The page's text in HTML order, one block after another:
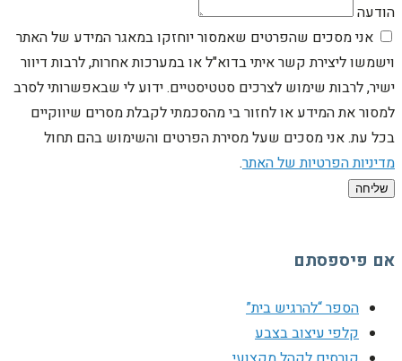
הודעה
אני מסכים שהפרטים שאמסור יוחזקו במאגר המידע של האתר
וישמשו ליצירת קשר איתי בדוא"ל או במערכות אחרות, לרבות דיוור
ישיר, לרבות שימוש לצרכים סטטיסטיים. ידוע לי שבאפשרותי לסרב
למסור את המידע או לחזור בי מהסכמתי לקבלת מסרים שיווקיים
בכל עת. אני מסכים שעל מסירת הפרטים והשימוש בהם תחול
מדיניות הפרטיות של האתר.
שליחה
אם פיספסתם
הספר “להרגיש בית”
קלפי עיצוב בצבע